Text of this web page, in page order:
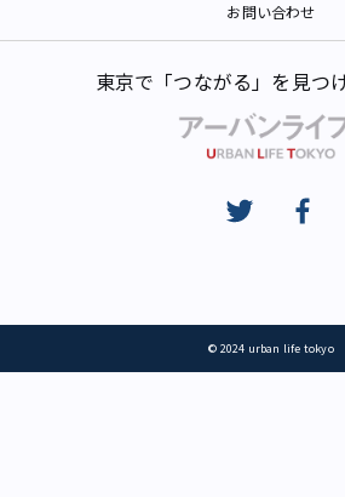
お問い合わせ
東京で「つながる」を見つ
© 2024 urban life tokyo